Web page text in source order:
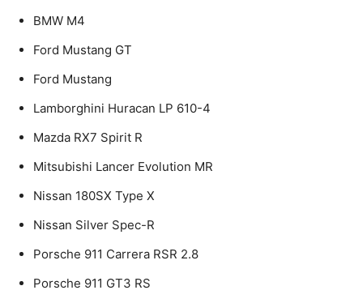
BMW M4
Ford Mustang GT
Ford Mustang
Lamborghini Huracan LP 610-4
Mazda RX7 Spirit R
Mitsubishi Lancer Evolution MR
Nissan 180SX Type X
Nissan Silver Spec-R
Porsche 911 Carrera RSR 2.8
Porsche 911 GT3 RS